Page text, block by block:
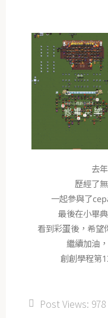
去
歷經了
一起參與了
最後在小畢
看到彩蛋後，希望
繼續加油
創創學程第
Post Views: 978